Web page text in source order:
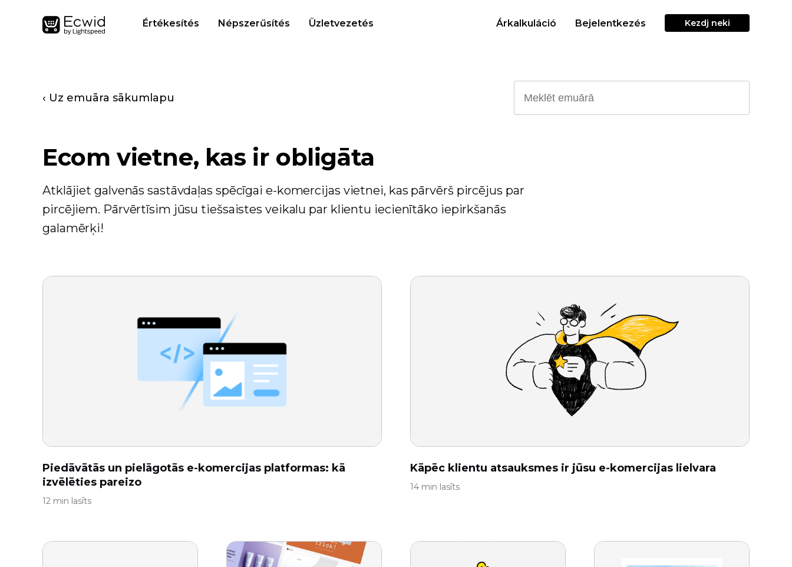
Értékesítés Népszerűsítés Üzletvezetés Árkalkuláció Bejelentkezés Kezdj neki
‹ Uz emuāra sākumlapu
Ecom vietne, kas ir obligāta
Atklājiet galvenās sastāvdaļas spēcīgai e-komercijas vietnei, kas pārvērš pircējus par
pircējiem. Pārvērtīsim jūsu tiešsaistes veikalu par klientu iecienītāko iepirkšanās
galamērķi!
Piedāvātās un pielāgotās e-komercijas platformas: kā
izvēlēties pareizo
12 min lasīts
Kāpēc klientu atsauksmes ir jūsu e-komercijas lielvara
14 min lasīts